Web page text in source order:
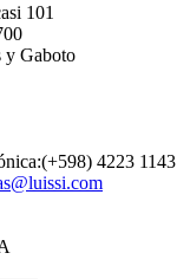
101
y Gaboto
4223 1143